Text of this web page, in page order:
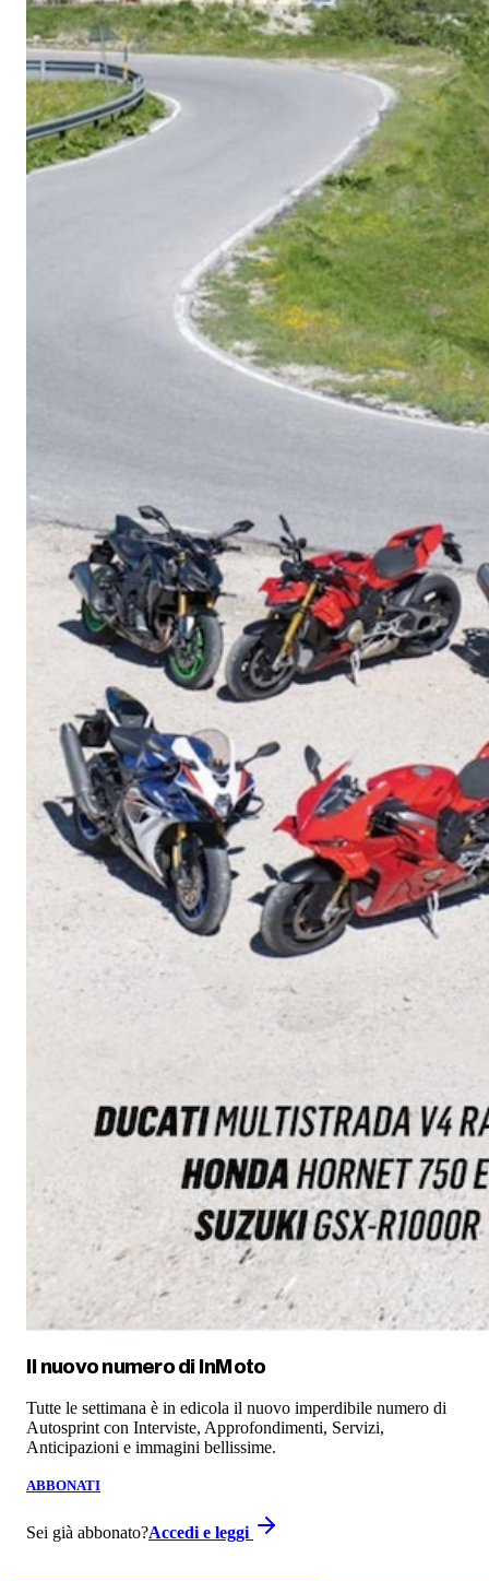
Il nuovo numero di InMoto
Tutte le settimana è in edicola il nuovo imperdibile numero di
Autosprint con Interviste, Approfondimenti, Servizi,
Anticipazioni e immagini bellissime.
ABBONATI
Sei già abbonato?Accedi e leggi